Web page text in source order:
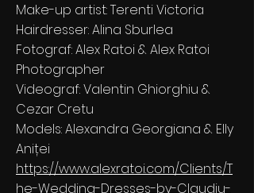
Make-up artist: Terenti Victoria
Hairdresser: Alina Sburlea
Fotograf: Alex Ratoi & Alex Ratoi
Photographer
Videograf: Valentin Ghiorghiu &
Cezar Cretu
Models: Alexandra Georgiana & Elly
Aniței
https://www.alexratoi.com/Clients/T
he-Wedding-Dresses-by-Claudiu-